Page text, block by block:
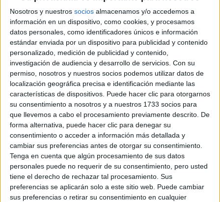
Nosotros y nuestros socios almacenamos y/o accedemos a
información en un dispositivo, como cookies, y procesamos
datos personales, como identificadores únicos e información
estándar enviada por un dispositivo para publicidad y contenido
personalizado, medición de publicidad y contenido,
investigación de audiencia y desarrollo de servicios. Con su
permiso, nosotros y nuestros socios podemos utilizar datos de
localización geográfica precisa e identificación mediante las
características de dispositivos. Puede hacer clic para otorgarnos
su consentimiento a nosotros y a nuestros 1733 socios para
que llevemos a cabo el procesamiento previamente descrito. De
forma alternativa, puede hacer clic para denegar su
consentimiento o acceder a información más detallada y
cambiar sus preferencias antes de otorgar su consentimiento.
Tenga en cuenta que algún procesamiento de sus datos
personales puede no requerir de su consentimiento, pero usted
tiene el derecho de rechazar tal procesamiento. Sus
preferencias se aplicarán solo a este sitio web. Puede cambiar
sus preferencias o retirar su consentimiento en cualquier
41012 Sevilla, Sevilla
+
-
Leaflet| OSM Mapnik
Explora más
¿No es exactamente lo que buscas? Estas son las
alternativas más relevantes.